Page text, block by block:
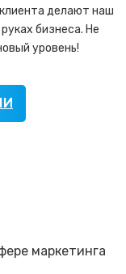
делают наш
бизнеса. Не
уровень!
маркетинга